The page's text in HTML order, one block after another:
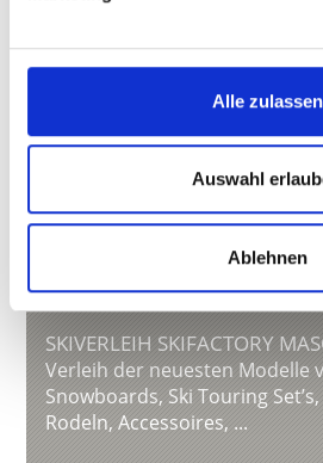
Alle zulassen
Auswahl
Ablehnen
SKIVERLEIH SKIFACTORY
Verleih der neuesten Modelle
Snowboards, Ski Touring
Rodeln, Accessoires, ...